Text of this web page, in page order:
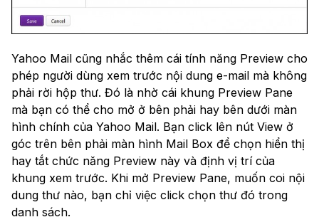
Yahoo Mail cũng nhắc thêm cái tính năng Preview cho
phép người dùng xem trước nội dung e-mail mà không
phải rời hộp thư. Đó là nhờ cái khung Preview Pane
mà bạn có thể cho mở ở bên phải hay bên dưới màn
hình chính của Yahoo Mail. Bạn click lên nút View ở
góc trên bên phải màn hình Mail Box để chọn hiển thị
hay tắt chức năng Preview này và định vị trí của
khung xem trước. Khi mở Preview Pane, muốn coi nội
dung thư nào, bạn chỉ việc click chọn thư đó trong
danh sách.